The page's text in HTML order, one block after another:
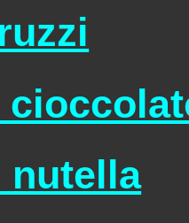
nutella